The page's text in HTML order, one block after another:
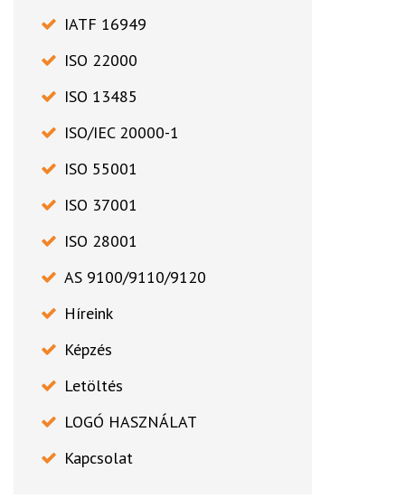
IATF 16949
ISO 22000
ISO 13485
ISO/IEC 20000-1
ISO 55001
ISO 37001
ISO 28001
AS 9100/9110/9120
Híreink
Képzés
Letöltés
LOGÓ HASZNÁLAT
Kapcsolat